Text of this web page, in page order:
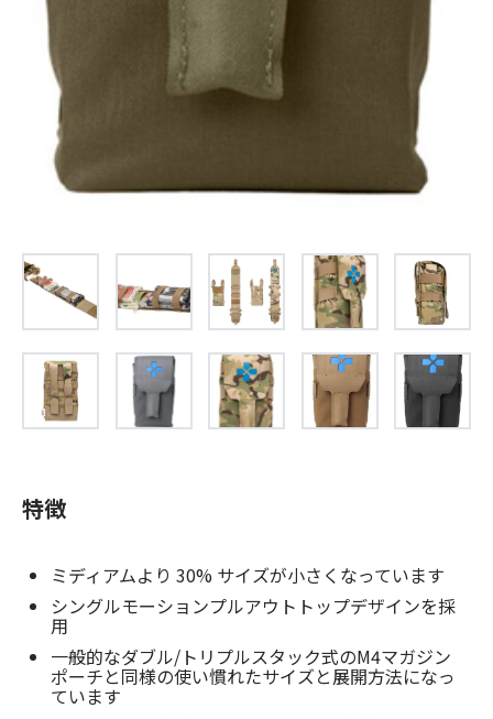
特徴
ミディアムより 30% サイズが小さくなっています
シングルモーションプルアウトトップデザインを採
用
一般的なダブル/トリプルスタック式のM4マガジン
ポーチと同様の使い慣れたサイズと展開方法になっ
ています